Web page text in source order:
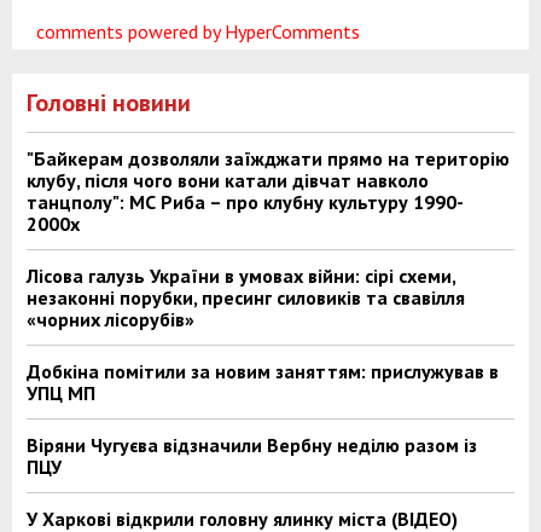
comments powered by HyperComments
Головні новини
"Байкерам дозволяли заїжджати прямо на територію
клубу, після чого вони катали дівчат навколо
танцполу": МС Риба – про клубну культуру 1990-
2000х
Лісова галузь України в умовах війни: сірі схеми,
незаконні порубки, пресинг силовиків та свавілля
«чорних лісорубів»
Добкіна помітили за новим заняттям: прислужував в
УПЦ МП
Віряни Чугуєва відзначили Вербну неділю разом із
ПЦУ
У Харкові відкрили головну ялинку міста (ВІДЕО)